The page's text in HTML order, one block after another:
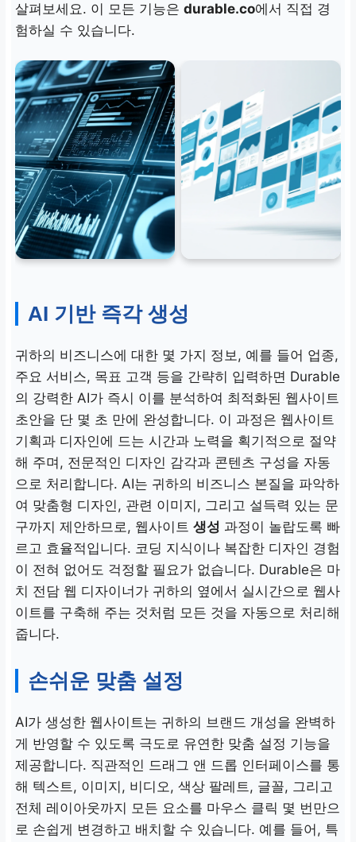
살펴보세요. 이 모든 기능은 durable.co에서 직접 경
험하실 수 있습니다.
AI 기반 즉각 생성
귀하의 비즈니스에 대한 몇 가지 정보, 예를 들어 업종,
주요 서비스, 목표 고객 등을 간략히 입력하면 Durable
의 강력한 AI가 즉시 이를 분석하여 최적화된 웹사이트
초안을 단 몇 초 만에 완성합니다. 이 과정은 웹사이트
기획과 디자인에 드는 시간과 노력을 획기적으로 절약
해 주며, 전문적인 디자인 감각과 콘텐츠 구성을 자동
으로 처리합니다. AI는 귀하의 비즈니스 본질을 파악하
여 맞춤형 디자인, 관련 이미지, 그리고 설득력 있는 문
구까지 제안하므로, 웹사이트 생성 과정이 놀랍도록 빠
르고 효율적입니다. 코딩 지식이나 복잡한 디자인 경험
이 전혀 없어도 걱정할 필요가 없습니다. Durable은 마
치 전담 웹 디자이너가 귀하의 옆에서 실시간으로 웹사
이트를 구축해 주는 것처럼 모든 것을 자동으로 처리해
줍니다.
손쉬운 맞춤 설정
AI가 생성한 웹사이트는 귀하의 브랜드 개성을 완벽하
게 반영할 수 있도록 극도로 유연한 맞춤 설정 기능을
제공합니다. 직관적인 드래그 앤 드롭 인터페이스를 통
해 텍스트, 이미지, 비디오, 색상 팔레트, 글꼴, 그리고
전체 레이아웃까지 모든 요소를 마우스 클릭 몇 번만으
로 손쉽게 변경하고 배치할 수 있습니다. 예를 들어, 특